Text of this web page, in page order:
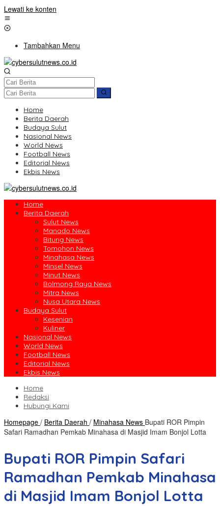
Lewati ke konten
Tambahkan Menu
Home
Berita Daerah
Budaya Sulut
Nasional News
World News
Football News
Editorial News
Ekbis News
Home
Berita Daerah
Sulut News
Manado News
Bitung News
Tomohon News
Minahasa News
Minsel News
Minut News
Bolmong Raya News
Mitra News
Nusa Utara News
Budaya Sulut
Kesenian
Kuliner
Nasional News
World News
Football News
Editorial News
Ekbis News
Home
Redaksi
Hubungi Kami
Homepage / Berita Daerah / Minahasa News Bupati ROR Pimpin
Safari Ramadhan Pemkab Minahasa di Masjid Imam Bonjol Lotta
Bupati ROR Pimpin Safari
Ramadhan Pemkab Minahasa
di Masjid Imam Bonjol Lotta